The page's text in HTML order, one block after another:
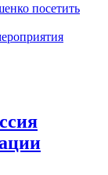
посетить